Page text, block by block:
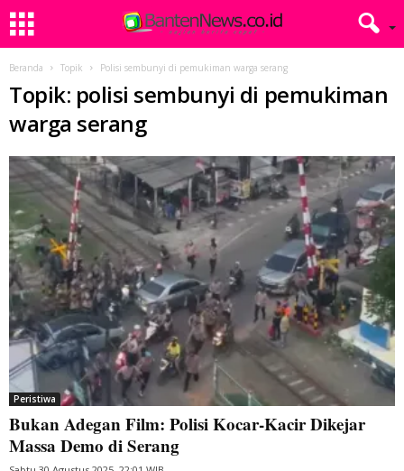
Beranda Topik Polisi sembunyi di pemukiman warga serang
Topik: polisi sembunyi di pemukiman
warga serang
Peristiwa
Bukan Adegan Film: Polisi Kocar-Kacir Dikejar
Massa Demo di Serang